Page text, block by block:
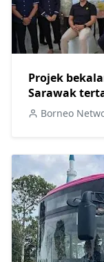
Projek
Sarawak
Borneo